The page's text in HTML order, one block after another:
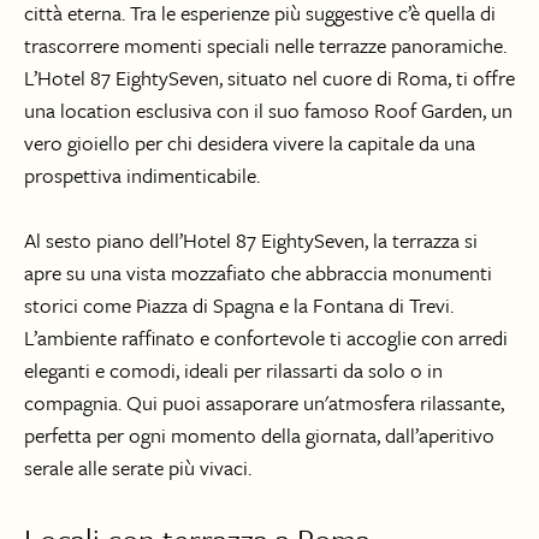
città eterna. Tra le esperienze più suggestive c’è quella di
trascorrere momenti speciali nelle terrazze panoramiche.
L’Hotel 87 EightySeven, situato nel cuore di Roma, ti offre
una location esclusiva con il suo famoso Roof Garden, un
vero gioiello per chi desidera vivere la capitale da una
prospettiva indimenticabile.
Al sesto piano dell’Hotel 87 EightySeven, la terrazza si
apre su una vista mozzafiato che abbraccia monumenti
storici come Piazza di Spagna e la Fontana di Trevi.
L’ambiente raffinato e confortevole ti accoglie con arredi
eleganti e comodi, ideali per rilassarti da solo o in
compagnia. Qui puoi assaporare un'atmosfera rilassante,
perfetta per ogni momento della giornata, dall’aperitivo
serale alle serate più vivaci.